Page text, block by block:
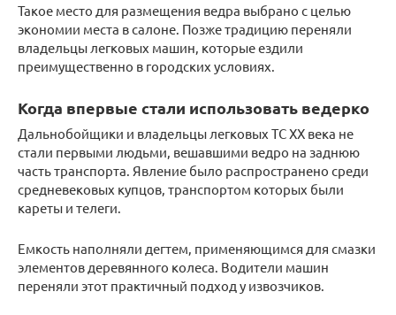
Такое место для размещения ведра выбрано с целью
экономии места в салоне. Позже традицию переняли
владельцы легковых машин, которые ездили
преимущественно в городских условиях.
Когда впервые стали использовать ведерко
Дальнобойщики и владельцы легковых ТС ХХ века не
стали первыми людьми, вешавшими ведро на заднюю
часть транспорта. Явление было распространено среди
средневековых купцов, транспортом которых были
кареты и телеги.
Емкость наполняли дегтем, применяющимся для смазки
элементов деревянного колеса. Водители машин
переняли этот практичный подход у извозчиков.